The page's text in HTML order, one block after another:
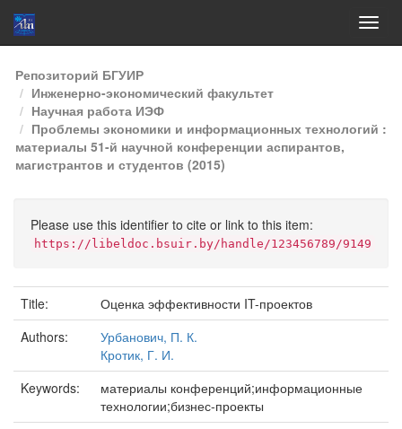
Skip
navigation
Репозиторий БГУИР
Инженерно-экономический факультет
Научная работа ИЭФ
Проблемы экономики и информационных технологий :
материалы 51-й научной конференции аспирантов,
магистрантов и студентов (2015)
Please use this identifier to cite or link to this item:
https://libeldoc.bsuir.by/handle/123456789/9149
Title:
Оценка эффективности IT-проектов
Authors:
Урбанович, П. К.
Кротик, Г. И.
Keywords:
материалы конференций;информационные
технологии;бизнес-проекты